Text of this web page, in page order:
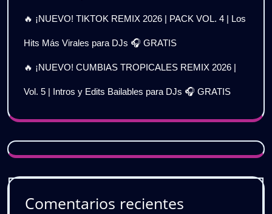
🔥 ¡NUEVO! TIKTOK REMIX 2026 | PACK VOL. 4 | Los
Hits Más Virales para DJs 🎧 GRATIS
🔥 ¡NUEVO! CUMBIAS TROPICALES REMIX 2026 |
Vol. 5 | Intros y Edits Bailables para DJs 🎧 GRATIS
Comentarios recientes